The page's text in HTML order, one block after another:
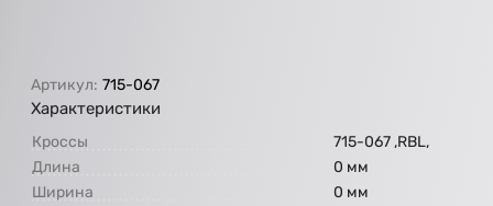
Артикул: 715-067
Характеристики
Кроссы
715-067 ,RBL,
Длина
0 мм
Ширина
0 мм